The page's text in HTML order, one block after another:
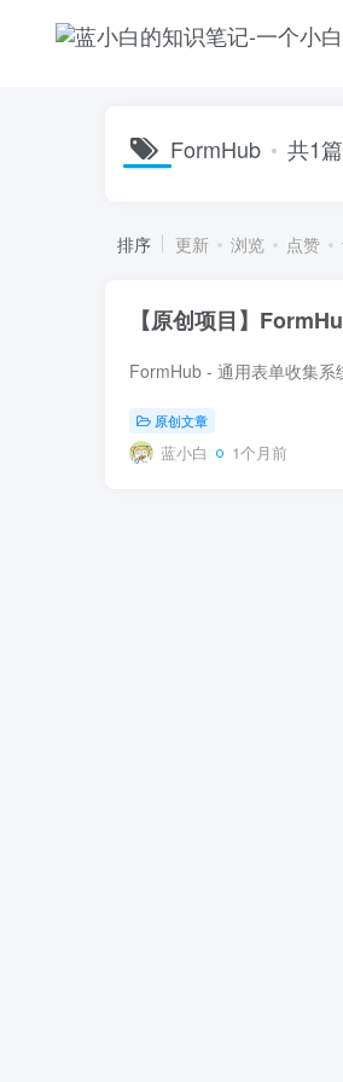
FormHub 共1篇
排序 更新 浏览 点赞
【原创项目】
原创文章
蓝小白 1个月前